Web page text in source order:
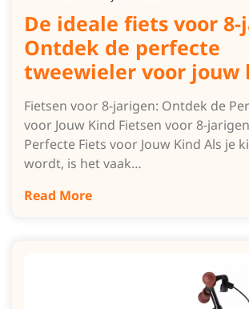
De ideale fiets voor
Ontdek de perfecte
tweewieler voor jouw
Fietsen voor 8-jarigen: Ontdek de
voor Jouw Kind Fietsen voor 8-
Perfecte Fiets voor Jouw Kind Als je
wordt, is het vaak…
Read More